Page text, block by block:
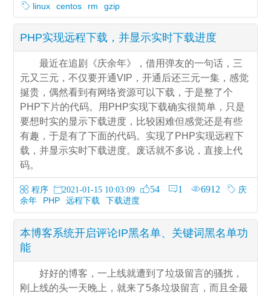
linux
centos rm gzip
PHP实现远程下载，并显示实时下载进度
最近在追剧《庆余年》，借用弹友的一句话，三
元又三元，不仅要开通VIP，开通后还三元一集，感觉
挻贵，偶然看到有网络资源可以下载，于是整了个
PHP下片的代码。用PHP实现下载确实很简单，只是
要想时实的显示下载进度，比较困难但感觉还是有些
有趣，于是有了下面的代码。实现了PHP实现远程下
载，并显示实时下载进度。废话就不多说，直接上代
码。
程序 2021-01-15 10:03:09 54 1 6912
庆
余年
PHP 远程下载 下载进度
本博客系统开启评论IP黑名单、关键词黑名单功
能
好好的博客，一上线就遭到了垃圾留言的骚扰，
刚上线的头一天晚上，就来了5条垃圾留言，而且全最